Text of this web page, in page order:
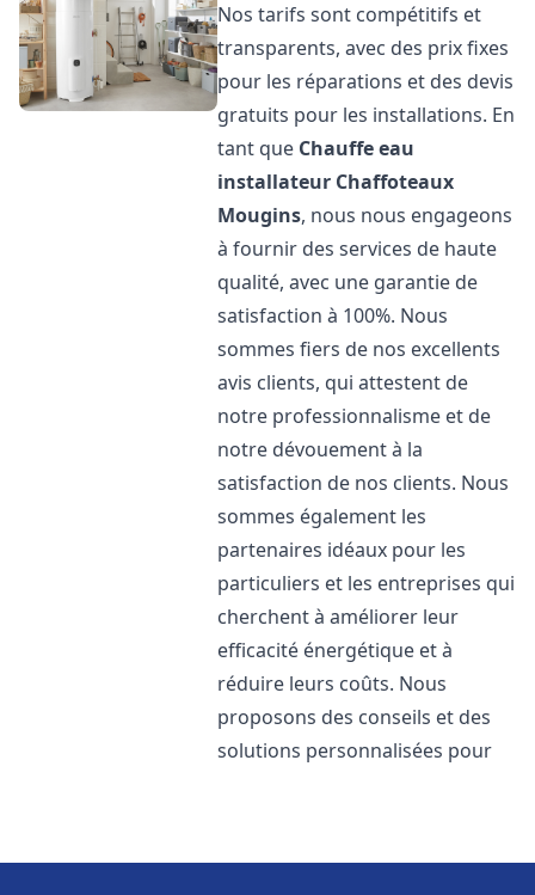
Nos tarifs sont compétitifs et
transparents, avec des prix fixes
pour les réparations et des devis
gratuits pour les installations. En
tant que Chauffe eau
installateur Chaffoteaux
Mougins, nous nous engageons
à fournir des services de haute
qualité, avec une garantie de
satisfaction à 100%. Nous
sommes fiers de nos excellents
avis clients, qui attestent de
notre professionnalisme et de
notre dévouement à la
satisfaction de nos clients. Nous
sommes également les
partenaires idéaux pour les
particuliers et les entreprises qui
cherchent à améliorer leur
efficacité énergétique et à
réduire leurs coûts. Nous
proposons des conseils et des
solutions personnalisées pour